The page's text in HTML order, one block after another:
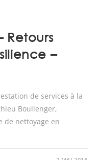
Retours
–
de services à la
Boullenger,
de nettoyage en